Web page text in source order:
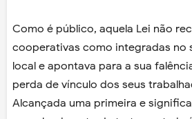
Como é público, aquela Lei não
cooperativas como integradas no
local e apontava para a sua
perda de vínculo dos seus
Alcançada uma primeira e